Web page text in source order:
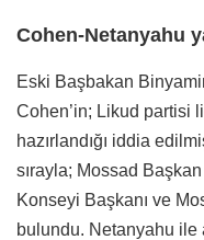
Cohen-Netanyahu
Eski Başbakan
Cohen’in; Likud partisi
hazırlandığı iddia
sırayla; Mossad
Konseyi Başkanı ve
bulundu. Netanyahu ile